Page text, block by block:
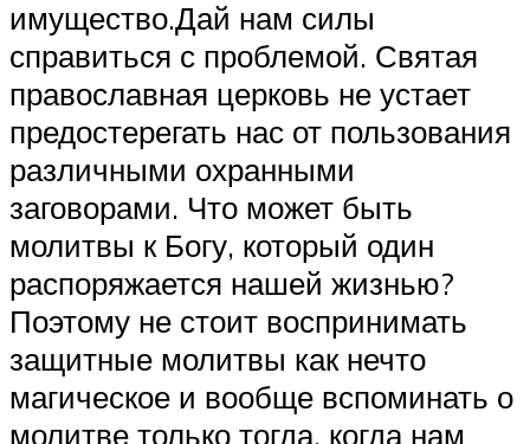
имущество.Дай нам силы
справиться с проблемой. Святая
православная церковь не устает
предостерегать нас от пользования
различными охранными
заговорами. Что может быть
молитвы к Богу, который один
распоряжается нашей жизнью?
Поэтому не стоит воспринимать
защитные молитвы как нечто
магическое и вообще вспоминать о
молитве только тогда, когда нам